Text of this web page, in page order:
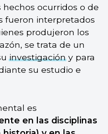
ocurridos o de
fueron interpretados
produjeron los
se trata de un
investigacióny para
su estudio e
es
en las disciplinas